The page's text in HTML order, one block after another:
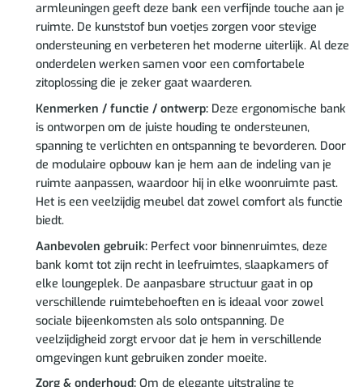
armleuningen geeft deze bank een verfijnde touche aan je
ruimte. De kunststof bun voetjes zorgen voor stevige
ondersteuning en verbeteren het moderne uiterlijk. Al deze
onderdelen werken samen voor een comfortabele
zitoplossing die je zeker gaat waarderen.
Kenmerken / functie / ontwerp:Deze ergonomische bank
is ontworpen om de juiste houding te ondersteunen,
spanning te verlichten en ontspanning te bevorderen. Door
de modulaire opbouw kan je hem aan de indeling van je
ruimte aanpassen, waardoor hij in elke woonruimte past.
Het is een veelzijdig meubel dat zowel comfort als functie
biedt.
Aanbevolen gebruik:Perfect voor binnenruimtes, deze
bank komt tot zijn recht in leefruimtes, slaapkamers of
elke loungeplek. De aanpasbare structuur gaat in op
verschillende ruimtebehoeften en is ideaal voor zowel
sociale bijeenkomsten als solo ontspanning. De
veelzijdigheid zorgt ervoor dat je hem in verschillende
omgevingen kunt gebruiken zonder moeite.
Zorg & onderhoud:Om de elegante uitstraling te